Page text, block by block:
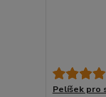
Pelíšek pro